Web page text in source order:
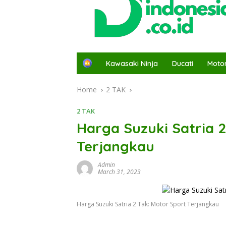
H
e
Kawasaki Ninja Ducati
Home 2 TAK
2 TAK
Harga Suzuki Satria
Terjangkau
Admin
March 31, 2023
Harga Suzuki Satria 2 Tak: Motor Sport Terjangkau